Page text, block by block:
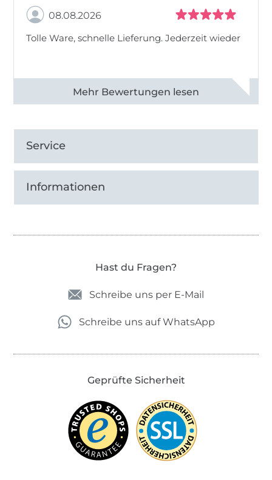
08.08.2026
Tolle Ware, schnelle Lieferung. Jederzeit wieder
Alle 83013 Bewertungen ansehen
Service
Informationen
Hast du Fragen?
Schreibe uns per E-Mail
Schreibe uns auf WhatsApp
Geprüfte Sicherheit